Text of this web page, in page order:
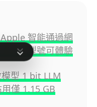
智能通過網
以上型號可體驗
型 1 bit LLM
僅 1.15 GB